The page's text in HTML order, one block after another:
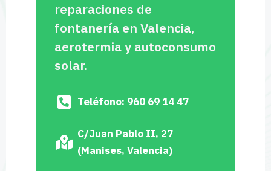
reparaciones de
fontanería en Valencia,
aerotermia y autoconsumo
solar.
Teléfono: 960 69 14 47
C/Juan Pablo II, 27
(Manises, Valencia)